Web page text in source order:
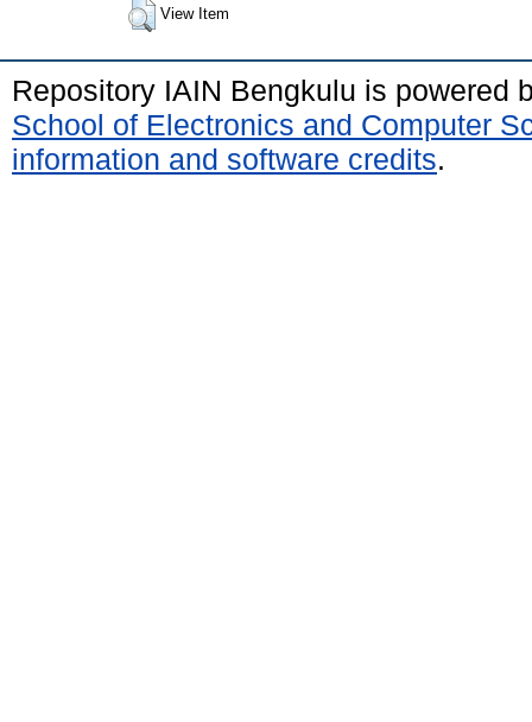
View Item
Repository IAIN Bengkulu is powered
School of Electronics and Computer
information and software credits.